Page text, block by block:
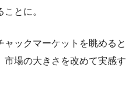
とに。
ックマーケットを眺めると
市場の大きさを改めて実感す